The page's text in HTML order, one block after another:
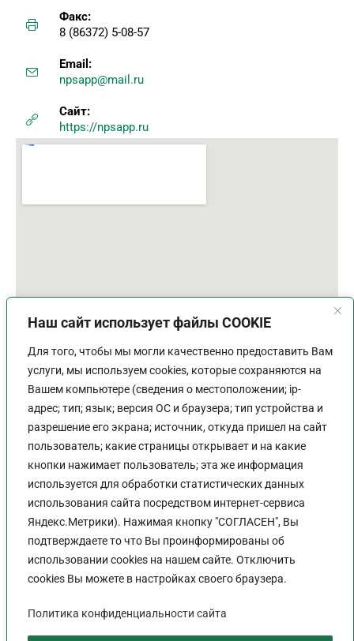
Наш сайт использует файлы COOKIE
Для того, чтобы мы могли качественно предоставить Вам
услуги, мы используем cookies, которые сохраняются на
Вашем компьютере (сведения о местоположении; ip-
адрес; тип; язык; версия ОС и браузера; тип устройства и
разрешение его экрана; источник, откуда пришел на сайт
пользователь; какие страницы открывает и на какие
кнопки нажимает пользователь; эта же информация
используется для обработки статистических данных
использования сайта посредством интернет-сервиса
Яндекс.Метрики). Нажимая кнопку "СОГЛАСЕН", Вы
подтверждаете то что Вы проинформированы об
использовании cookies на нашем сайте. Отключить
cookies Вы можете в настройках своего браузера.
Политика конфиденциальности сайта
Факс:
8 (86372) 5-08-57
Email:
npsapp@mail.ru
Сайт:
https://npsapp.ru
График работы
Пн-Пт:9:00 - 18:00
Перерыв:13:00 - 14:00
Выходной:Сб - Вс